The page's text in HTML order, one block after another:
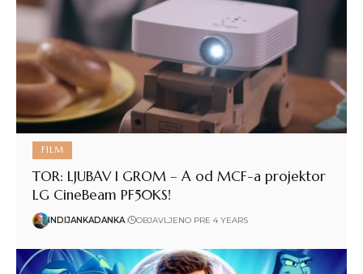
FILM
TOR: LJUBAV I GROM – A od MCF-a projektor
LG CineBeam PF50KS!
INDIJANKADANKA OBJAVLJENO PRE 4 YEARS